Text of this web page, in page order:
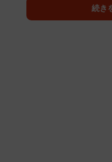
表現するおにぎりの具は、
らではの「ボダッコ」（紅
続き